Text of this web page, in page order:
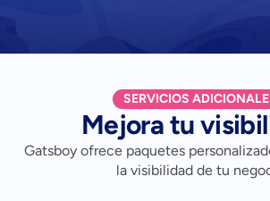
SERVICIOS
Mejora tu
Gatsboy ofrece paquetes
la visibilidad de tu